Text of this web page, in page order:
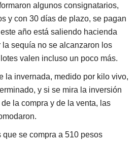
algunos consignatarios,
y con 30 días de plazo, se pagan
año está saliendo hacienda
sequía no se alcanzaron los
valen incluso un poco más.
la invernada, medido por kilo vivo,
y si se mira la inversión
la compra y de la venta, las
se compra a 510 pesos